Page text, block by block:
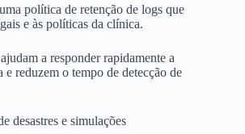
política de retenção de logs que
e às políticas da clínica.
a responder rapidamente a
e reduzem o tempo de detecção de
desastres e simulações